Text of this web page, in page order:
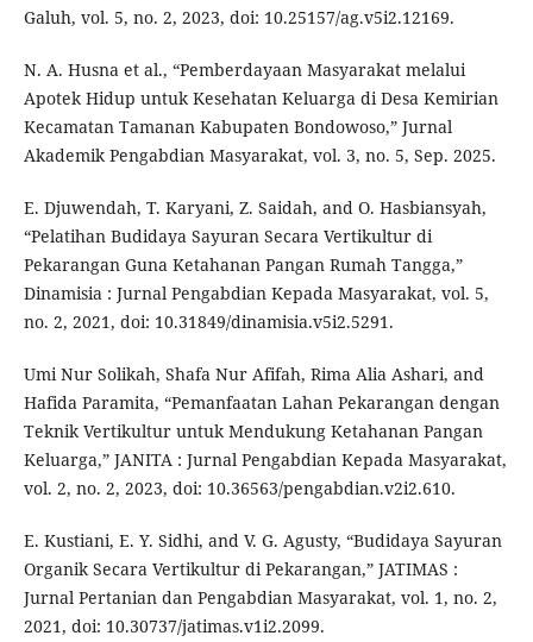
Galuh, vol. 5, no. 2, 2023, doi: 10.25157/ag.v5i2.12169.
N. A. Husna et al., “Pemberdayaan Masyarakat melalui
Apotek Hidup untuk Kesehatan Keluarga di Desa Kemirian
Kecamatan Tamanan Kabupaten Bondowoso,” Jurnal
Akademik Pengabdian Masyarakat, vol. 3, no. 5, Sep. 2025.
E. Djuwendah, T. Karyani, Z. Saidah, and O. Hasbiansyah,
“Pelatihan Budidaya Sayuran Secara Vertikultur di
Pekarangan Guna Ketahanan Pangan Rumah Tangga,”
Dinamisia : Jurnal Pengabdian Kepada Masyarakat, vol. 5,
no. 2, 2021, doi: 10.31849/dinamisia.v5i2.5291.
Umi Nur Solikah, Shafa Nur Afifah, Rima Alia Ashari, and
Hafida Paramita, “Pemanfaatan Lahan Pekarangan dengan
Teknik Vertikultur untuk Mendukung Ketahanan Pangan
Keluarga,” JANITA : Jurnal Pengabdian Kepada Masyarakat,
vol. 2, no. 2, 2023, doi: 10.36563/pengabdian.v2i2.610.
E. Kustiani, E. Y. Sidhi, and V. G. Agusty, “Budidaya Sayuran
Organik Secara Vertikultur di Pekarangan,” JATIMAS :
Jurnal Pertanian dan Pengabdian Masyarakat, vol. 1, no. 2,
2021, doi: 10.30737/jatimas.v1i2.2099.